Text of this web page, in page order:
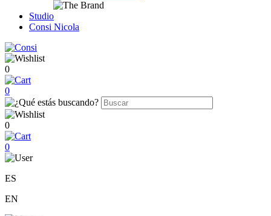
Studio
Consi Nicola
0
0
0
0
ES
EN